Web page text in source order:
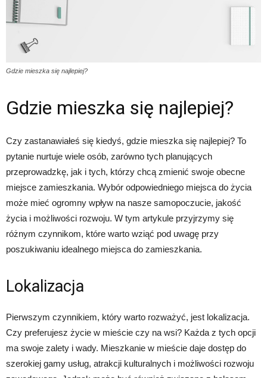
Gdzie mieszka się najlepiej?
Gdzie mieszka się najlepiej?
Czy zastanawiałeś się kiedyś, gdzie mieszka się najlepiej? To
pytanie nurtuje wiele osób, zarówno tych planujących
przeprowadzkę, jak i tych, którzy chcą zmienić swoje obecne
miejsce zamieszkania. Wybór odpowiedniego miejsca do życia
może mieć ogromny wpływ na nasze samopoczucie, jakość
życia i możliwości rozwoju. W tym artykule przyjrzymy się
różnym czynnikom, które warto wziąć pod uwagę przy
poszukiwaniu idealnego miejsca do zamieszkania.
Lokalizacja
Pierwszym czynnikiem, który warto rozważyć, jest lokalizacja.
Czy preferujesz życie w mieście czy na wsi? Każda z tych opcji
ma swoje zalety i wady. Mieszkanie w mieście daje dostęp do
szerokiej gamy usług, atrakcji kulturalnych i możliwości rozwoju